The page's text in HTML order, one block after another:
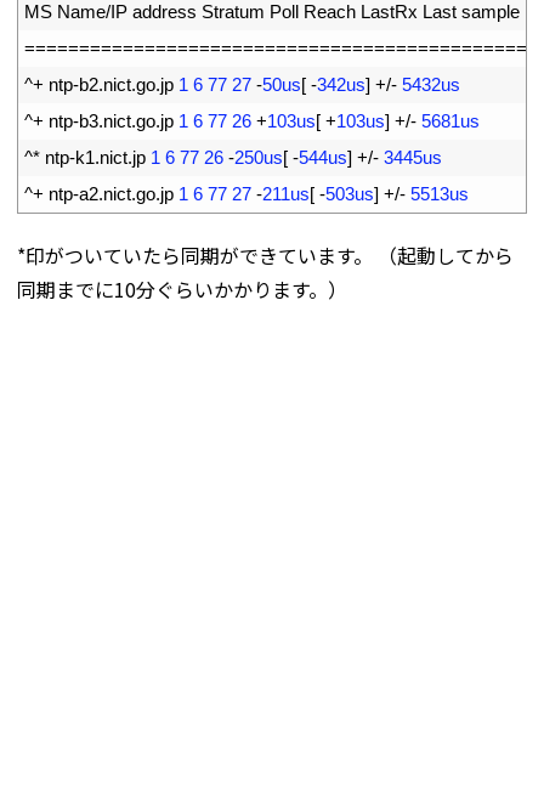
MS Name/IP address Stratum Poll Reach LastRx Last sample
=============================================
^+ ntp-b2.nict.go.jp 1 6 77 27 -50us[ -342us] +/- 5432us
^+ ntp-b3.nict.go.jp 1 6 77 26 +103us[ +103us] +/- 5681us
^* ntp-k1.nict.jp 1 6 77 26 -250us[ -544us] +/- 3445us
^+ ntp-a2.nict.go.jp 1 6 77 27 -211us[ -503us] +/- 5513us
*印がついていたら同期ができています。 （起動してから
同期までに10分ぐらいかかります。）